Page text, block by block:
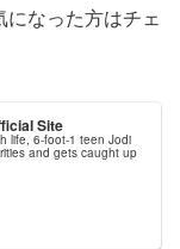
なった方はチェ
Site
life, 6-foot-1 teen Jodi
and gets caught up